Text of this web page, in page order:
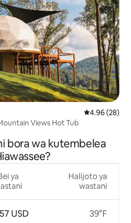
Ukadiriaji wa
4.96 (28)
Views Hot Tub
bora wa kutembelea
ya
USD
Halijoto ya
wastani
39°F